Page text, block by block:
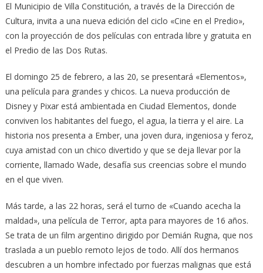
El Municipio de Villa Constitución, a través de la Dirección de
Cultura, invita a una nueva edición del ciclo «Cine en el Predio»,
con la proyección de dos películas con entrada libre y gratuita en
el Predio de las Dos Rutas.
El domingo 25 de febrero, a las 20, se presentará «Elementos»,
una película para grandes y chicos. La nueva producción de
Disney y Pixar está ambientada en Ciudad Elementos, donde
conviven los habitantes del fuego, el agua, la tierra y el aire. La
historia nos presenta a Ember, una joven dura, ingeniosa y feroz,
cuya amistad con un chico divertido y que se deja llevar por la
corriente, llamado Wade, desafía sus creencias sobre el mundo
en el que viven.
Más tarde, a las 22 horas, será el turno de «Cuando acecha la
maldad», una película de Terror, apta para mayores de 16 años.
Se trata de un film argentino dirigido por Demián Rugna, que nos
traslada a un pueblo remoto lejos de todo. Allí dos hermanos
descubren a un hombre infectado por fuerzas malignas que está